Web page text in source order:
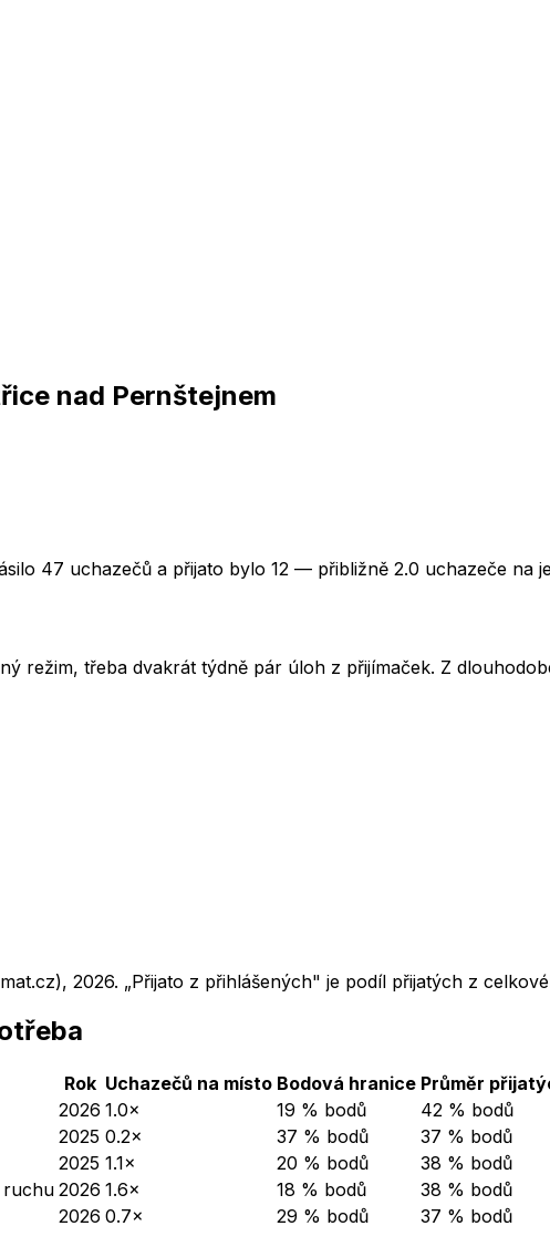
nad Pernštejnem
47 uchazečů a přijato bylo 12 — přibližně 2.0 uchazeče na
režim, třeba dvakrát týdně pár úloh z přijímaček. Z
2026. „Přijato z přihlášených" je podíl přijatých z
Rok Uchazečů na místo Bodová hranice Průměr
2026 1.0× 19 % bodů
42 % bodů
2025 0.2× 37 % bodů
37 % bodů
2025 1.1× 20 % bodů
38 % bodů
ruchu 2026 1.6× 18 % bodů
38 % bodů
2026 0.7× 29 % bodů
37 % bodů